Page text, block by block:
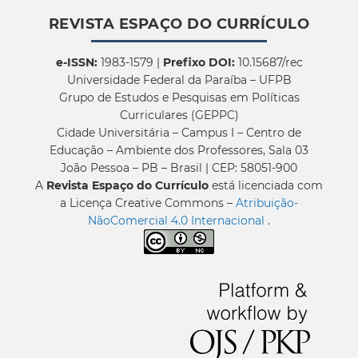
REVISTA ESPAÇO DO CURRÍCULO
e-ISSN:1983-1579 | Prefixo DOI:10.15687/rec
Universidade Federal da Paraíba – UFPB
Grupo de Estudos e Pesquisas em Políticas
Curriculares (GEPPC)
Cidade Universitária – Campus I – Centro de
Educação – Ambiente dos Professores, Sala 03
João Pessoa – PB – Brasil | CEP: 58051-900
A Revista Espaço do Currículo está licenciada com
a Licença Creative Commons – Atribuição-
NãoComercial 4.0 Internacional .